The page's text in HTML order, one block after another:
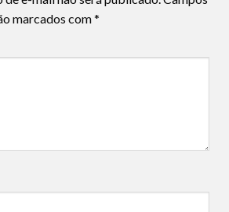
marcados com*